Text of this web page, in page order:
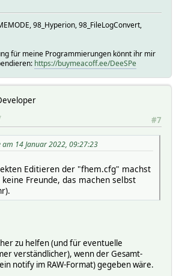
98_Hyperion, 98_FileLogConvert,
für meine Programmierungen könnt ihr mir
https://buymeacoff.ee/DeeSPe
#7
am 14 Januar 2022, 09:27:23
Editieren der "fhem.cfg" machst
Freunde, das machen selbst
zu helfen (und für eventuelle
verständlicher), wenn der Gesamt-
notify im RAW-Format) gegeben wäre.